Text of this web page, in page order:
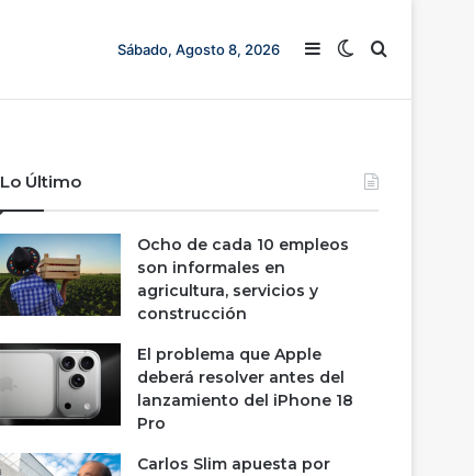
Sábado, Agosto 8, 2026 Barra lateral
Switch skin
Buscar
Lo Último
Ocho de cada 10 empleos
son informales en
agricultura, servicios y
construcción
El problema que Apple
deberá resolver antes del
lanzamiento del iPhone 18
Pro
Carlos Slim apuesta por